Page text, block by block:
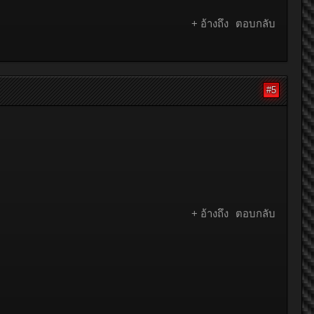
+ อ้างถึง ตอบกลับ
#5
+ อ้างถึง ตอบกลับ